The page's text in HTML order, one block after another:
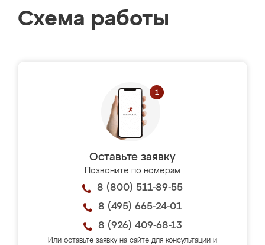
Схема работы
Оставьте заявку
Позвоните по номерам
8 (800) 511-89-55
8 (495) 665-24-01
8 (926) 409-68-13
Или оставьте заявку на сайте для консультации и